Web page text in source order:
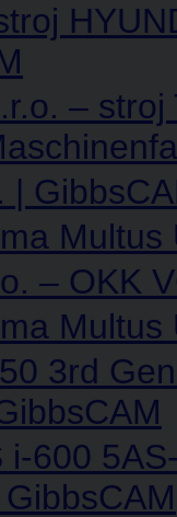
–
|
– OKK
3rd
i-600